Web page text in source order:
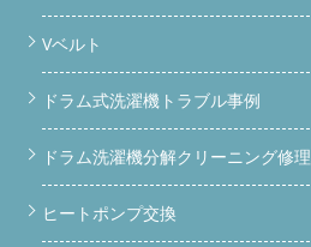
Vベルト
ドラム式洗濯機トラブル事例
ドラム洗濯機分解クリーニング修理
ヒートポンプ交換